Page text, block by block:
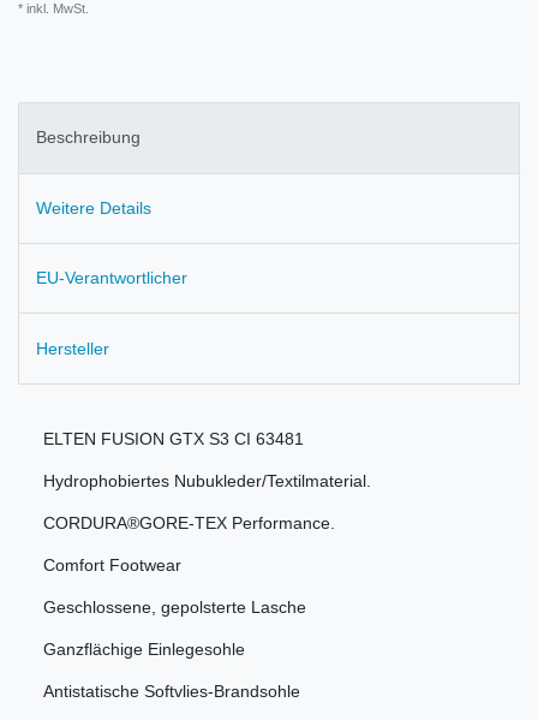
* inkl. MwSt.
Beschreibung
Weitere Details
EU-Verantwortlicher
Hersteller
ELTEN FUSION GTX S3 CI 63481
Hydrophobiertes Nubukleder/Textilmaterial.
CORDURA®GORE-TEX Performance.
Comfort Footwear
Geschlossene, gepolsterte Lasche
Ganzflächige Einlegesohle
Antistatische Softvlies-Brandsohle